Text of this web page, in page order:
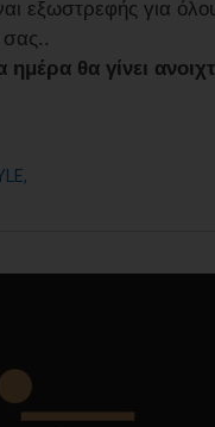
εξωστρεφής για
σας..
θα γίνει
,